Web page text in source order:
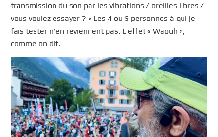
transmission du son par les vibrations / oreilles libres /
vous voulez essayer ? » Les 4 ou 5 personnes à qui je
fais tester n’en reviennent pas. L’effet « Waouh »,
comme on dit.